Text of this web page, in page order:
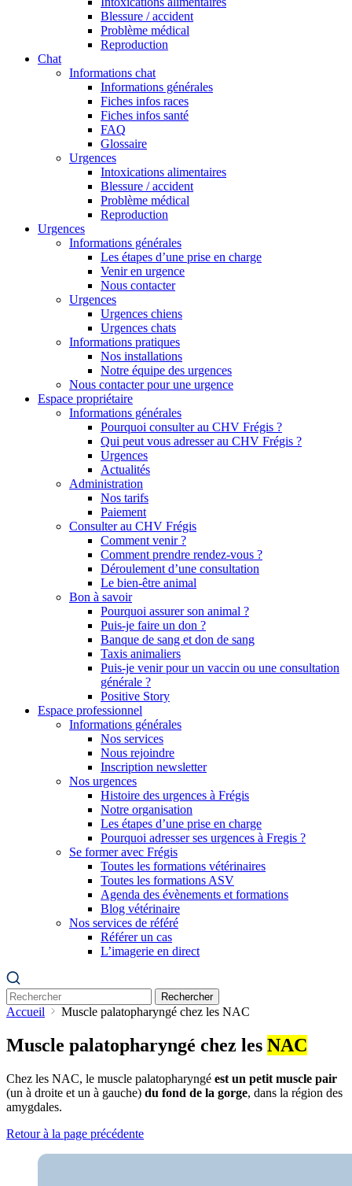
Blessure / accident
Problème médical
Reproduction
Chat
Informations chat
Informations générales
Fiches infos races
Fiches infos santé
FAQ
Glossaire
Urgences
Intoxications alimentaires
Blessure / accident
Problème médical
Reproduction
Urgences
Informations générales
Les étapes d’une prise en charge
Venir en urgence
Nous contacter
Urgences
Urgences chiens
Urgences chats
Informations pratiques
Nos installations
Notre équipe des urgences
Nous contacter pour une urgence
Espace propriétaire
Informations générales
Pourquoi consulter au CHV Frégis ?
Qui peut vous adresser au CHV Frégis ?
Urgences
Actualités
Administration
Nos tarifs
Paiement
Consulter au CHV Frégis
Comment venir ?
Comment prendre rendez-vous ?
Déroulement d’une consultation
Le bien-être animal
Bon à savoir
Pourquoi assurer son animal ?
Puis-je faire un don ?
Banque de sang et don de sang
Taxis animaliers
Puis-je venir pour un vaccin ou une consultation
générale ?
Positive Story
Espace professionnel
Informations générales
Nos services
Nous rejoindre
Inscription newsletter
Nos urgences
Histoire des urgences à Frégis
Notre organisation
Les étapes d’une prise en charge
Pourquoi adresser ses urgences à Fregis ?
Se former avec Frégis
Toutes les formations vétérinaires
Toutes les formations ASV
Agenda des évènements et formations
Blog vétérinaire
Nos services de référé
Référer un cas
L’imagerie en direct
Rechercher
Accueil Muscle palatopharyngé chez les NAC
Muscle palatopharyngé chez les NAC
Chez les NAC, le muscle palatopharyngé est un petit muscle pair
(un à droite et un à gauche) du fond de la gorge, dans la région des
amygdales.
Retour à la page précédente